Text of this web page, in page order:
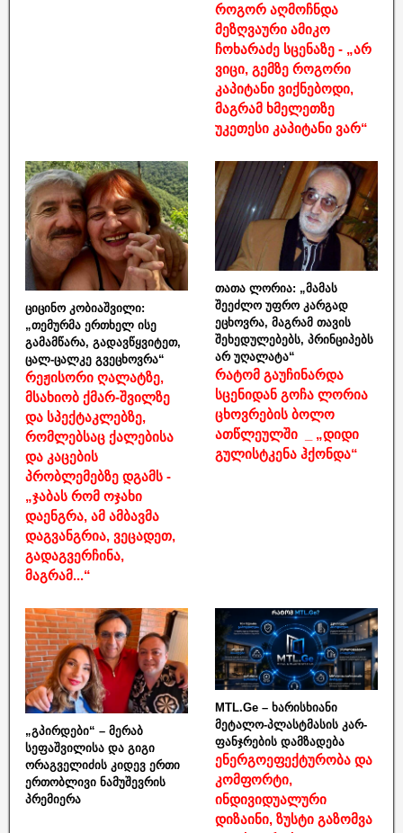
როგორ აღმოჩნდა
მეზღვაური ამიკო
ჩოხარაძე სცენაზე - „არ
ვიცი, გემზე როგორი
კაპიტანი ვიქნებოდი,
მაგრამ ხმელეთზე
უკეთესი კაპიტანი ვარ“
ციცინო კობიაშვილი:
„თემურმა ერთხელ ისე
გამამწარა, გადავწყვიტეთ,
ცალ-ცალკე გვეცხოვრა“
რეჟისორი ღალატზე,
მსახიობ ქმარ-შვილზე
და სპექტაკლებზე,
რომლებსაც ქალებისა
და კაცების
პრობლემებზე დგამს -
„ჯაბას რომ ოჯახი
დაენგრა, ამ ამბავმა
დაგვანგრია, ვეცადეთ,
გადაგვერჩინა,
მაგრამ...“
თათა ლორია: „მამას
შეეძლო უფრო კარგად
ეცხოვრა, მაგრამ თავის
შეხედულებებს, პრინციპებს
არ უღალატა“
რატომ გაუჩინარდა
სცენიდან გოჩა ლორია
ცხოვრების ბოლო
ათწლეულში _ „დიდი
გულისტკენა ჰქონდა“
„გპირდები“ – მერაბ
სეფაშვილისა და გიგი
ორაგველიძის კიდევ ერთი
ერთობლივი ნამუშევრის
პრემიერა
MTL.Ge – ხარისხიანი
მეტალო-პლასტმასის კარ-
ფანჯრების დამზადება
ენერგოეფექტურობა და
კომფორტი,
ინდივიდუალური
დიზაინი, ზუსტი გაზომვა